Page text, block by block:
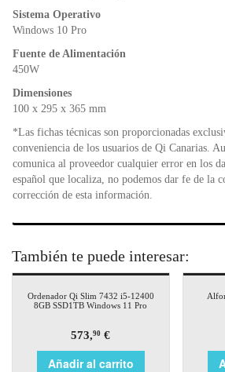
Sistema Operativo
Windows 10 Pro
Fuente de Alimentación
450W
Dimensiones
100 x 295 x 365 mm
*Las fichas técnicas son proporcionadas
conveniencia de los usuarios de Qi Canarias.
comunica al proveedor cualquier error en los
español que localiza, no podemos dar fe de la
corrección de esta información.
También te puede interesar:
Ordenador Qi Slim 7432 i5-12400
8GB SSD1TB Windows 11 Pro
573,90 €
Añadir al carrito